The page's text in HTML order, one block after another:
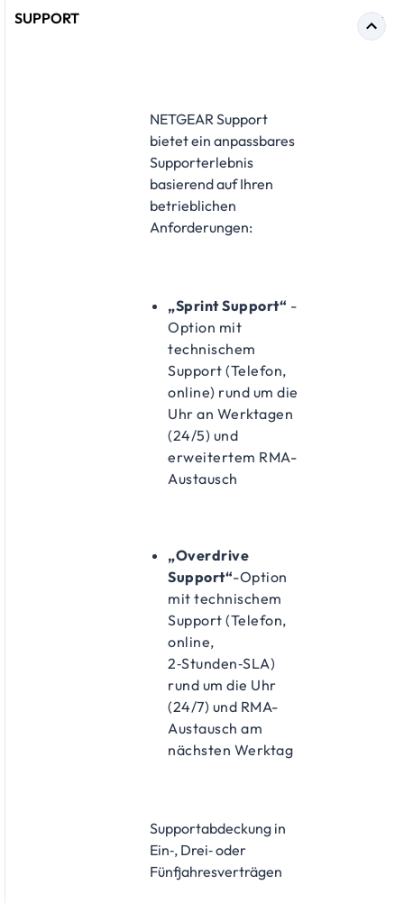
SUPPORT
​NETGEAR Support
bietet ein anpassbares
Supporterlebnis
basierend auf Ihren
betrieblichen
Anforderungen:
„Sprint Support“ -
Option mit
technischem
Support (Telefon,
online) rund um die
Uhr an Werktagen
(24/5) und
erweitertem RMA-
Austausch
„Overdrive
Support“-Option
mit technischem
Support (Telefon,
online,
2‑Stunden‑SLA)
rund um die Uhr
(24/7) und RMA-
Austausch am
nächsten Werktag
Supportabdeckung in
Ein‑, Drei‑ oder
Fünfjahresverträgen